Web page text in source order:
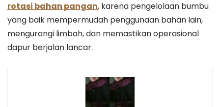
rotasi bahan pangan, karena pengelolaan bumbu
yang baik mempermudah penggunaan bahan lain,
mengurangi limbah, dan memastikan operasional
dapur berjalan lancar.